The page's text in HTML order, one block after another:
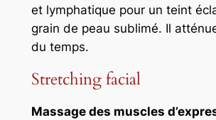
et lymphatique pour un teint
grain de peau sublimé. Il
du temps.
Stretching facial
Massage des muscles